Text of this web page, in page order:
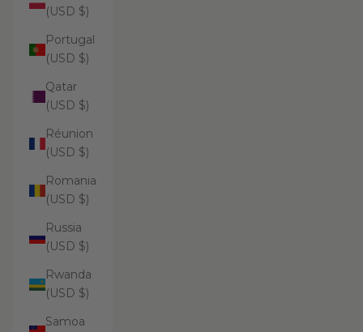
(USD $)
Portugal
(USD $)
Qatar
(USD $)
Réunion
(USD $)
Romania
(USD $)
Russia
(USD $)
Rwanda
(USD $)
Samoa